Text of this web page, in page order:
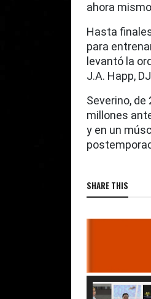
ahora
Hasta
para
levantó la
J.A. Happ,
Severino,
millones
y en un
SHARE THIS